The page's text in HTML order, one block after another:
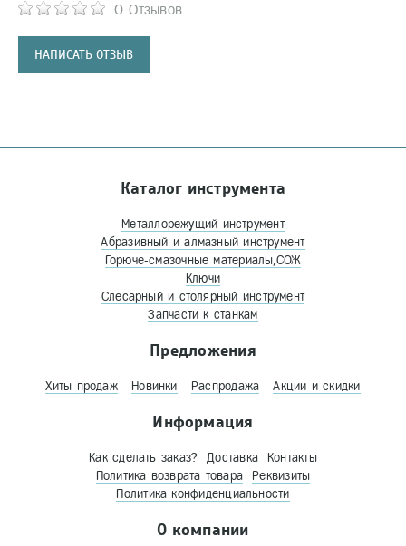
0 Отзывов
НАПИСАТЬ ОТЗЫВ
Каталог инструмента
Металлорежущий инструмент
Абразивный и алмазный инструмент
Горюче-смазочные материалы,СОЖ
Ключи
Слесарный и столярный инструмент
Запчасти к станкам
Предложения
Хиты продаж Новинки Распродажа Акции и скидки
Информация
Как сделать заказ? Доставка
Контакты
Политика возврата товара
Реквизиты
Политика конфиденциальности
О компании